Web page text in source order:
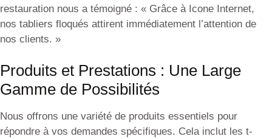
restauration nous a témoigné : « Grâce à Icone Internet,
nos tabliers floqués attirent immédiatement l’attention de
nos clients. »
Produits et Prestations : Une Large
Gamme de Possibilités
Nous offrons une variété de produits essentiels pour
répondre à vos demandes spécifiques. Cela inclut les t-